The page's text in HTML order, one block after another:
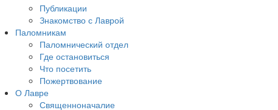
Публикации
Знакомство с Лаврой
Паломникам
Паломнический отдел
Где остановиться
Что посетить
Пожертвование
О Лавре
Священноначалие